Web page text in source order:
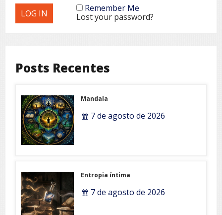
Remember Me
Lost your password?
Posts Recentes
Mandala
7 de agosto de 2026
Entropia íntima
7 de agosto de 2026